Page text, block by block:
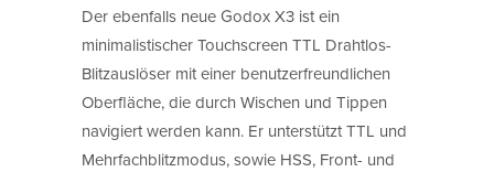
Der ebenfalls neue Godox X3 ist ein
minimalistischer Touchscreen TTL Drahtlos-
Blitzauslöser mit einer benutzerfreundlichen
Oberfläche, die durch Wischen und Tippen
navigiert werden kann. Er unterstützt TTL und
Mehrfachblitzmodus, sowie HSS, Front- und